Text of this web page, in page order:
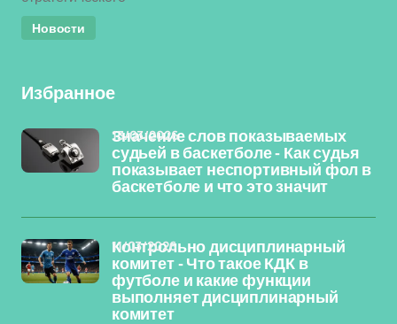
Новости
Избранное
Значение слов показываемых
судьей в баскетболе - Как судья
показывает неспортивный фол в
баскетболе и что это значит
13/03/2026
Контрольно дисциплинарный
комитет - Что такое КДК в
футболе и какие функции
выполняет дисциплинарный
комитет
11/03/2026